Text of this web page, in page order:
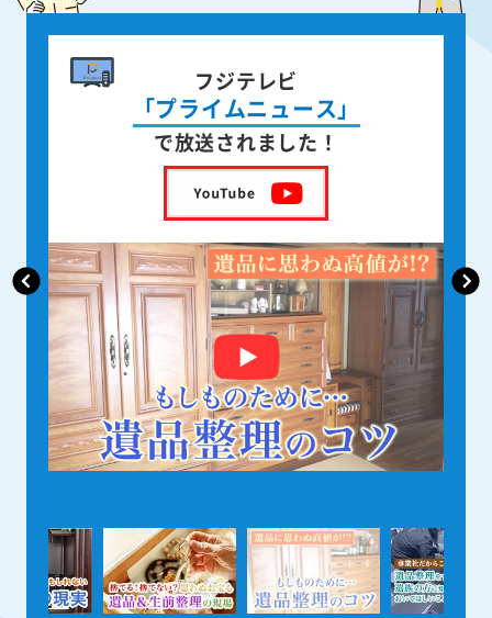
書籍出版
身近な人が
亡くなった後の遺品整理
を出版しました！